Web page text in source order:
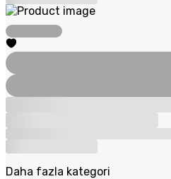
Daha fazla kategori